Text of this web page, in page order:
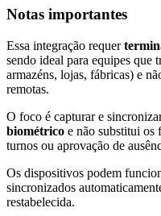
Notas importantes
Essa integração requer
sendo ideal para equipes que
armazéns, lojas, fábricas) e nã
remotas.
O foco é capturar e
biométrico e não substitui os
turnos ou aprovação de ausê
Os dispositivos podem
sincronizados
restabelecida.